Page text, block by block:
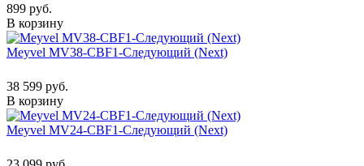
899 руб.
В корзину
Meyvel MV38-CBF1-Следующий (Next)
38 599 руб.
В корзину
Meyvel MV24-CBF1-Следующий (Next)